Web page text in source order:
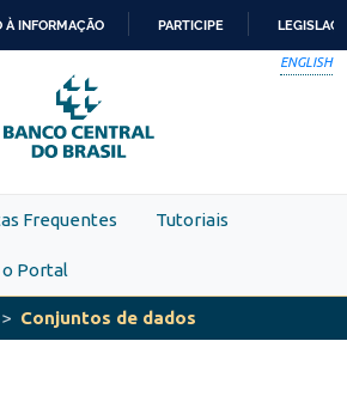
PARA
O
CONTEÚDO
À INFORMAÇÃO PARTICIPE
ENGLISH
Frequentes Tutoriais
Portal
Conjuntos de dados